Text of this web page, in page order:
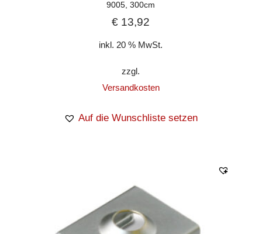
9005, 300cm
€ 13,92
inkl. 20 % MwSt.
zzgl.
Versandkosten
Auf die Wunschliste setzen